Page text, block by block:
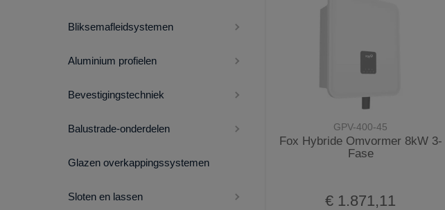
Bliksemafleidsystemen
Aluminium profielen
Bevestigingstechniek
Balustrade-onderdelen
Glazen overkappingssystemen
Sloten en lassen
GPV-400-45
Fox Hybride Omvormer 8kW 3-
Fase
€ 1.871,11